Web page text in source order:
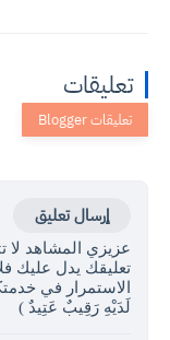
تعليقات
إرسال تعليق
عزيزي المشاهد لا
تعليقك يدل عليك
الاستمرار في
لَدَيْهِ رَقِيبٌ عَتِيدٌ )